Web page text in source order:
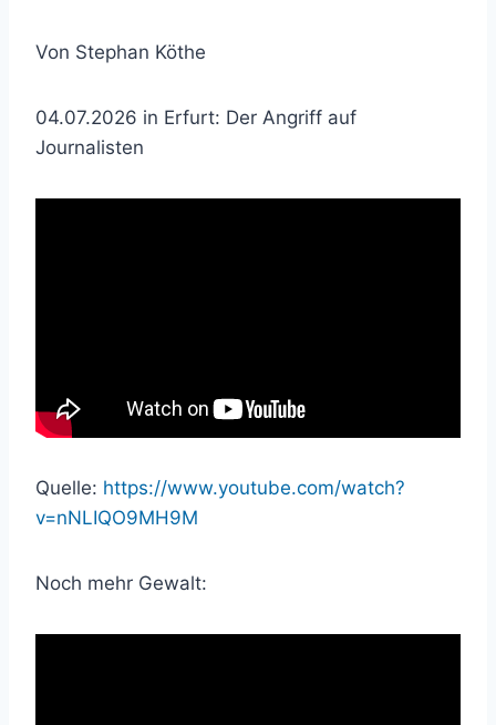
Von Stephan Köthe
04.07.2026 in Erfurt: Der Angriff auf
Journalisten
Quelle: https://www.youtube.com/watch?
v=nNLIQO9MH9M
Noch mehr Gewalt: